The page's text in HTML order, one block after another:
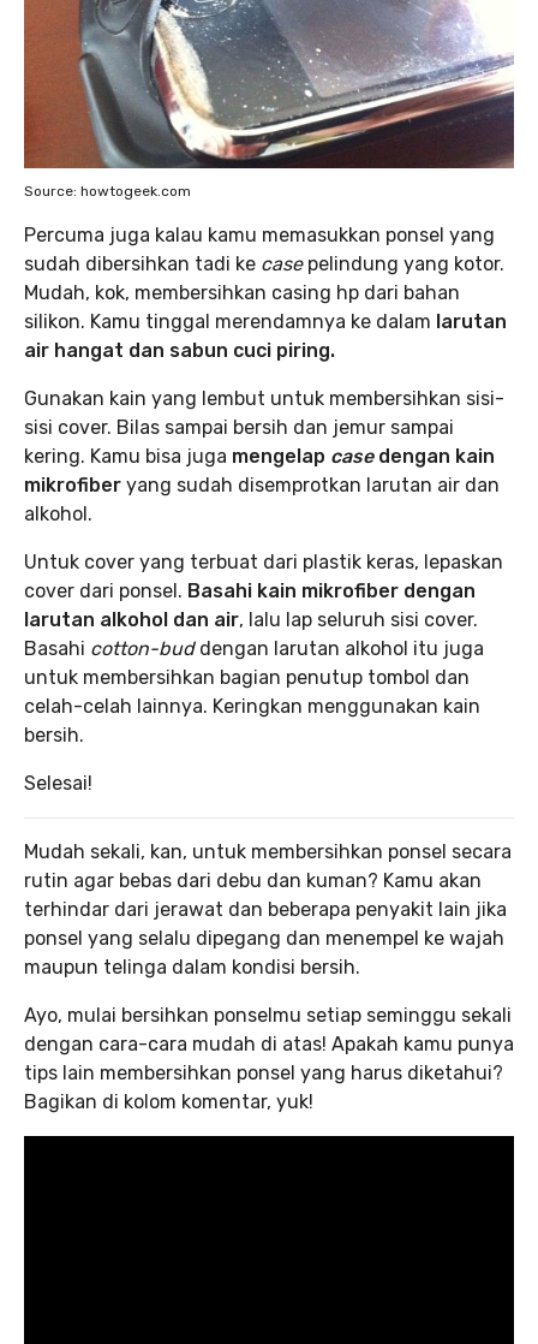
Source: howtogeek.com
Percuma juga kalau kamu memasukkan ponsel yang
sudah dibersihkan tadi ke casepelindung yang kotor.
Mudah, kok, membersihkan casing hp dari bahan
silikon. Kamu tinggal merendamnya ke dalam larutan
air hangat dan sabun cuci piring.
Gunakan kain yang lembut untuk membersihkan sisi-
sisi cover. Bilas sampai bersih dan jemur sampai
kering. Kamu bisa juga mengelap casedengan kain
mikrofiber yang sudah disemprotkan larutan air dan
alkohol.
Untuk cover yang terbuat dari plastik keras, lepaskan
cover dari ponsel. Basahi kain mikrofiber dengan
larutan alkohol dan air, lalu lap seluruh sisi cover.
Basahi cotton-buddengan larutan alkohol itu juga
untuk membersihkan bagian penutup tombol dan
celah-celah lainnya. Keringkan menggunakan kain
bersih.
Selesai!
Mudah sekali, kan, untuk membersihkan ponsel secara
rutin agar bebas dari debu dan kuman? Kamu akan
terhindar dari jerawat dan beberapa penyakit lain jika
ponsel yang selalu dipegang dan menempel ke wajah
maupun telinga dalam kondisi bersih.
Ayo, mulai bersihkan ponselmu setiap seminggu sekali
dengan cara-cara mudah di atas! Apakah kamu punya
tips lain membersihkan ponsel yang harus diketahui?
Bagikan di kolom komentar, yuk!